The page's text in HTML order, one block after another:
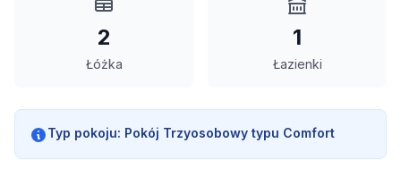
2
Łóżka
1
Łazienki
Typ pokoju: Pokój Trzyosobowy typu Comfort